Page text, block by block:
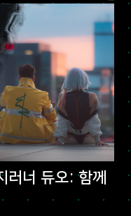
러너 듀오: 함께